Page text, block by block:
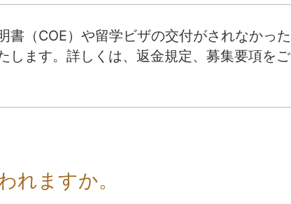
書（COE）や留学ビザの交付がされなかった
します。詳しくは、返金規定、募集要項をご
れますか。